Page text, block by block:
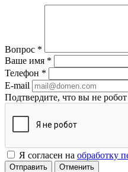
Вопрос *
Ваше имя *
Телефон *
E-mail
Подтвердите, что вы не робот
Я согласен на обработку
Отменить